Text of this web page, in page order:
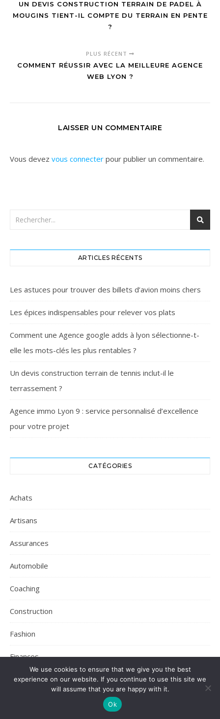
UN DEVIS CONSTRUCTION TERRAIN DE PADEL À
MOUGINS TIENT-IL COMPTE DU TERRAIN EN PENTE
?
PLUS RÉCENT
COMMENT RÉUSSIR AVEC LA MEILLEURE AGENCE
WEB LYON ?
LAISSER UN COMMENTAIRE
Vous devez vous connecter pour publier un commentaire.
ARTICLES RÉCENTS
Les astuces pour trouver des billets d’avion moins chers
Les épices indispensables pour relever vos plats
Comment une Agence google adds à lyon sélectionne-t-
elle les mots-clés les plus rentables ?
Un devis construction terrain de tennis inclut-il le
terrassement ?
Agence immo Lyon 9 : service personnalisé d’excellence
pour votre projet
CATÉGORIES
Achats
Artisans
Assurances
Automobile
Coaching
Construction
Fashion
Finances
Immobilier
We use cookies to ensure that we give you the best
experience on our website. If you continue to use this site we
will assume that you are happy with it.
Ok